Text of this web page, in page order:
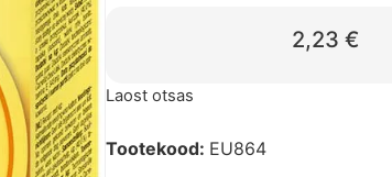
2,23€
Laost otsas
Tootekood: EU864